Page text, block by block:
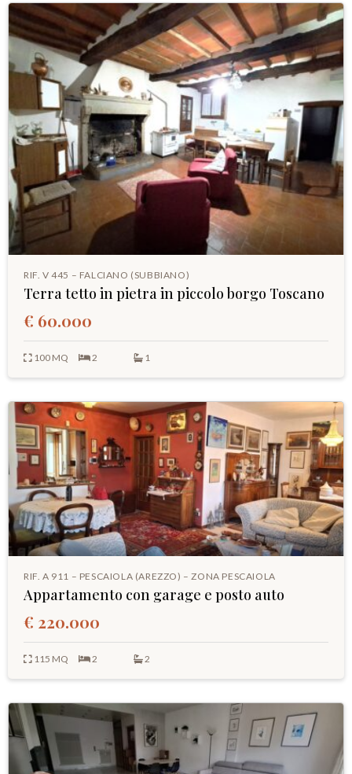
RIF. V 445 – FALCIANO (SUBBIANO)
Terra tetto in pietra in piccolo borgo Toscano
€ 60.000
100 MQ 2 1
RIF. A 911 – PESCAIOLA (AREZZO) – ZONA PESCAIOLA
Appartamento con garage e posto auto
€ 220.000
115 MQ 2 2